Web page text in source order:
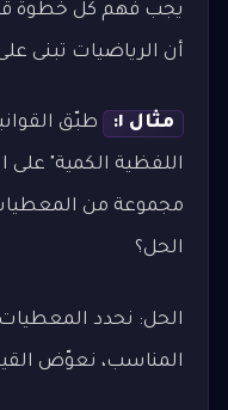
يجب فهم كل خطوة قبل
أن الرياضيات تبنى
مثال ١: طبّق
اللفظية الكمية" على
مجموعة من
الحل؟
الحل: نحدد المعطيات
المناسب، نعوّض